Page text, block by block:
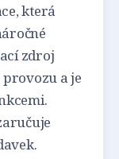
která
zdroj
a je